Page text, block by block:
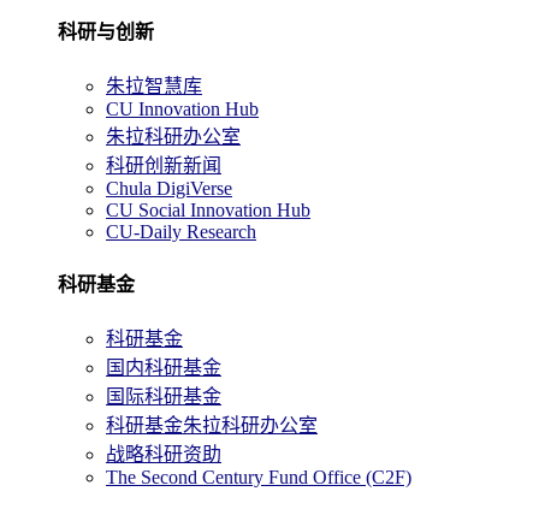
科研与创新
朱拉智慧库
CU Innovation Hub
朱拉科研办公室
科研创新新闻
Chula DigiVerse
CU Social Innovation Hub
CU-Daily Research
科研基金
科研基金
国内科研基金
国际科研基金
科研基金朱拉科研办公室
战略科研资助
The Second Century Fund Office (C2F)